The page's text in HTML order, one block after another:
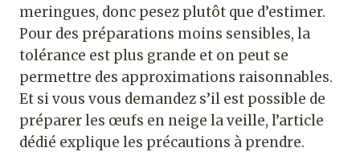
meringues, donc pesez plutôt que d’estimer.
Pour des préparations moins sensibles, la
tolérance est plus grande et on peut se
permettre des approximations raisonnables.
Et si vous vous demandez s’il est possible de
préparer les œufs en neige la veille, l’article
dédié explique les précautions à prendre.